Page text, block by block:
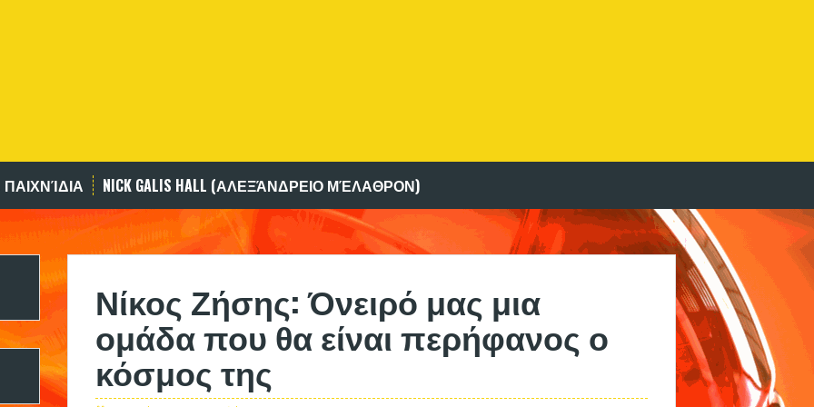
NICK GALIS HALL (ΑΛΕΞΆΝΔΡΕΙΟ ΜΈΛΑΘΡΟΝ)
Νίκος Ζήσης: Όνειρό μας μια
ομάδα που θα είναι περήφανος ο
κόσμος της